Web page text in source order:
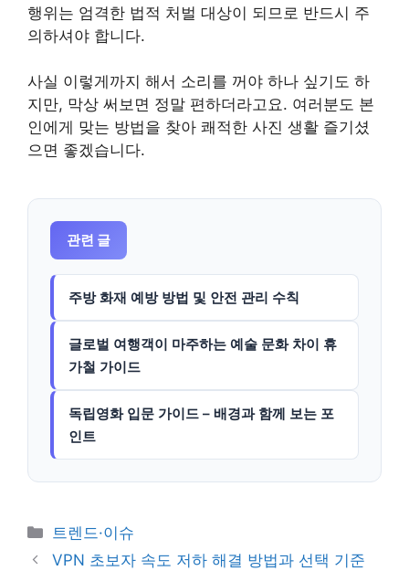
행위는 엄격한 법적 처벌 대상이 되므로 반드시 주
의하셔야 합니다.
사실 이렇게까지 해서 소리를 꺼야 하나 싶기도 하
지만, 막상 써보면 정말 편하더라고요. 여러분도 본
인에게 맞는 방법을 찾아 쾌적한 사진 생활 즐기셨
으면 좋겠습니다.
관련 글
주방 화재 예방 방법 및 안전 관리 수칙
글로벌 여행객이 마주하는 예술 문화 차이 휴
가철 가이드
독립영화 입문 가이드 – 배경과 함께 보는 포
인트
카
테
트렌드·이슈
VPN 초보자 속도 저하 해결 방법과 선택 기준